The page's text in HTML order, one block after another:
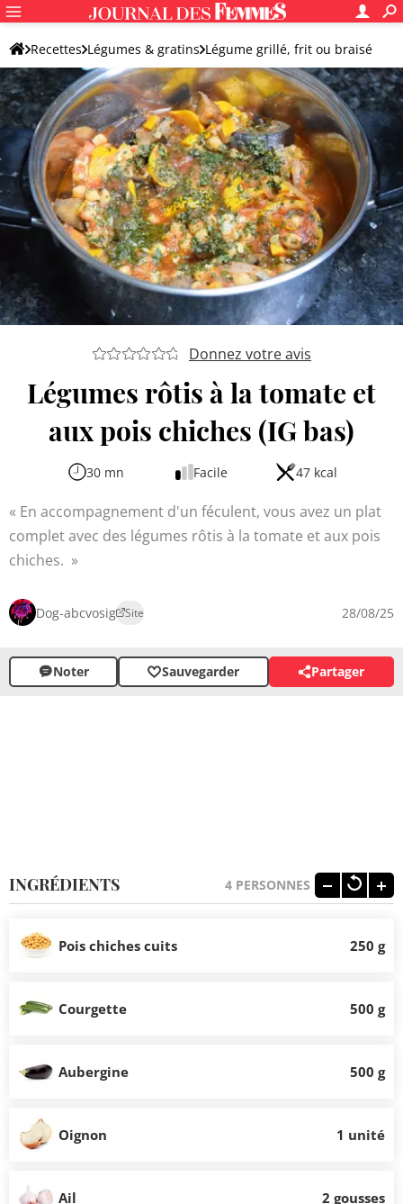
Recettes Légumes & gratins Légume grillé, frit ou braisé
Légume grillé
Donnez votre avis
Légumes rôtis à la tomate et
aux pois chiches (IG bas)
30 mn Facile 47 kcal
En accompagnement d'un féculent, vous avez un plat
complet avec des légumes rôtis à la tomate et aux pois
chiches.
Dog-abcvosig Site 28/08/25
Noter Sauvegarder Partager
INGRÉDIENTS 4 PERSONNES
Pois chiches cuits 250 g
Courgette 500 g
Aubergine 500 g
Oignon 1 unité
Ail 2 gousses